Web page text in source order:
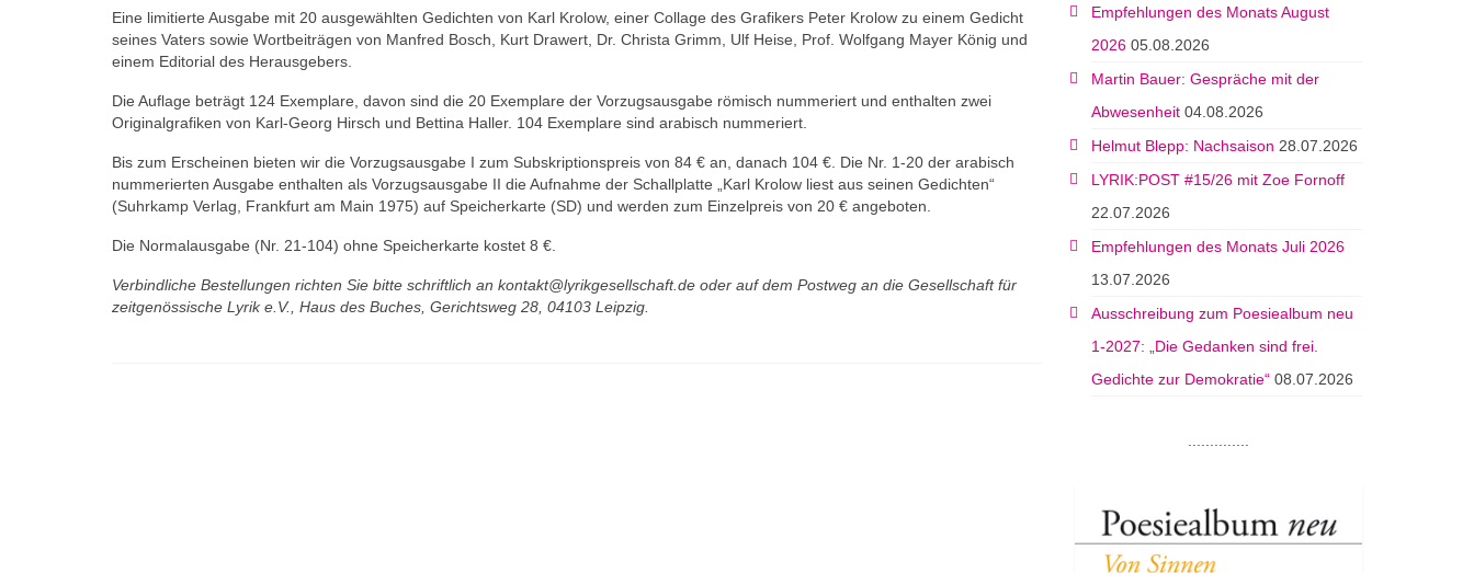
Eine limitierte Ausgabe mit 20 ausgewählten Gedichten von Karl Krolow, einer Collage des Grafikers Peter Krolow zu einem Gedicht
seines Vaters sowie Wortbeiträgen von Manfred Bosch, Kurt Drawert, Dr. Christa Grimm, Ulf Heise, Prof. Wolfgang Mayer König und
einem Editorial des Herausgebers.
Die Auflage beträgt 124 Exemplare, davon sind die 20 Exemplare der Vorzugsausgabe römisch nummeriert und enthalten zwei
Originalgrafiken von Karl-Georg Hirsch und Bettina Haller. 104 Exemplare sind arabisch nummeriert.
Bis zum Erscheinen bieten wir die Vorzugsausgabe I zum Subskriptionspreis von 84 € an, danach 104 €. Die Nr. 1-20 der arabisch
nummerierten Ausgabe enthalten als Vorzugsausgabe II die Aufnahme der Schallplatte „Karl Krolow liest aus seinen Gedichten“
(Suhrkamp Verlag, Frankfurt am Main 1975) auf Speicherkarte (SD) und werden zum Einzelpreis von 20 € angeboten.
Die Normalausgabe (Nr. 21-104) ohne Speicherkarte kostet 8 €.
Verbindliche Bestellungen richten Sie bitte schriftlich an kontakt@lyrikgesellschaft.de oder auf dem Postweg an die Gesellschaft für
zeitgenössische Lyrik e.V., Haus des Buches, Gerichtsweg 28, 04103 Leipzig.
Empfehlungen des Monats August
2026 05.08.2026
Martin Bauer: Gespräche mit der
Abwesenheit 04.08.2026
Helmut Blepp: Nachsaison 28.07.2026
LYRIK:POST #15/26 mit Zoe Fornoff
22.07.2026
Empfehlungen des Monats Juli 2026
13.07.2026
Ausschreibung zum Poesiealbum neu
1-2027: „Die Gedanken sind frei.
Gedichte zur Demokratie“ 08.07.2026